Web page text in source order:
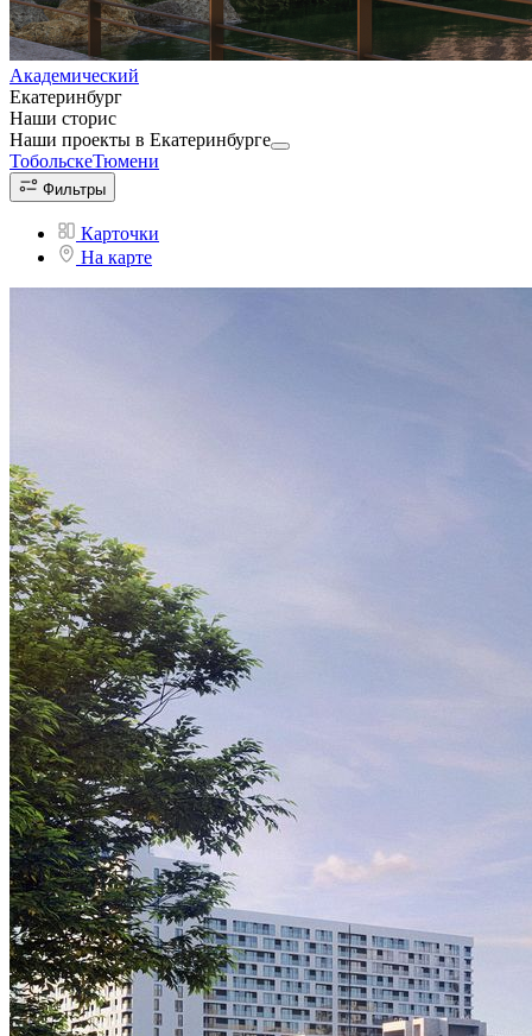
Академический
Екатеринбург
Наши сторис
Наши проекты в Екатеринбурге
ТобольскеТюмени
Фильтры
Карточки
На карте